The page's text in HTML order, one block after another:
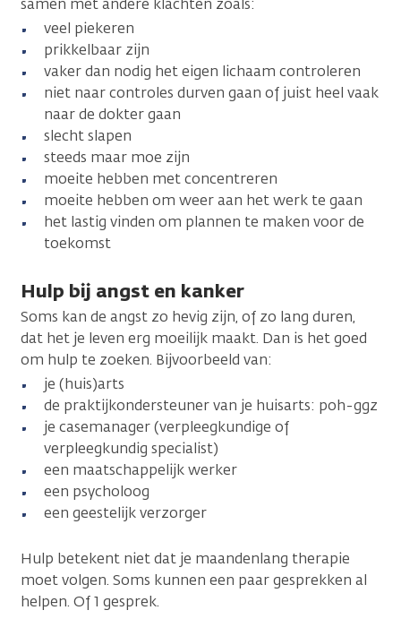
samen met andere klachten zoals:
veel piekeren
prikkelbaar zijn
vaker dan nodig het eigen lichaam controleren
niet naar controles durven gaan of juist heel vaak
naar de dokter gaan
slecht slapen
steeds maar moe zijn
moeite hebben met concentreren
moeite hebben om weer aan het werk te gaan
het lastig vinden om plannen te maken voor de
toekomst
Hulp bij angst en kanker
Soms kan de angst zo hevig zijn, of zo lang duren,
dat het je leven erg moeilijk maakt. Dan is het goed
om hulp te zoeken. Bijvoorbeeld van:
je (huis)arts
de praktijkondersteuner van je huisarts: poh-ggz
je casemanager (verpleegkundige of
verpleegkundig specialist)
een maatschappelijk werker
een psycholoog
een geestelijk verzorger
Hulp betekent niet dat je maandenlang therapie
moet volgen. Soms kunnen een paar gesprekken al
helpen. Of 1 gesprek.